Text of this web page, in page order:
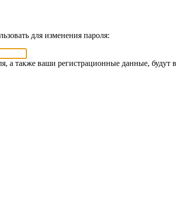
для изменения пароля:
а также ваши регистрационные данные, будут